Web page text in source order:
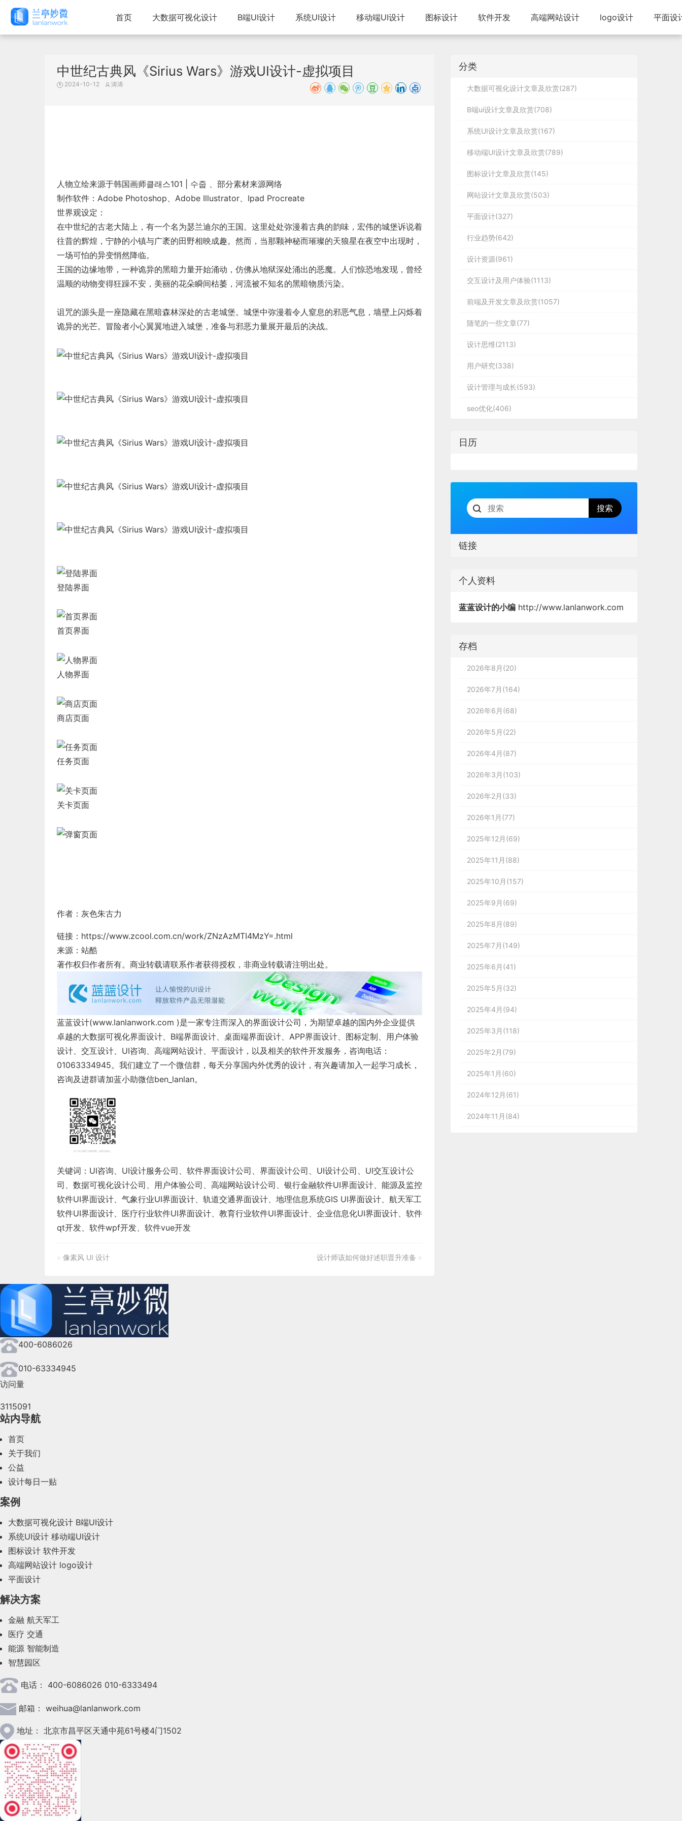
首页 大数据可视化设计 B端UI设计 系统UI设计 移动端UI设计 图标设计 软件开发 高端网站设计 logo设计 平面设
中世纪古典风《Sirius Wars》游戏UI设计-虚拟项目
2024-10-12 涛涛
人物立绘来源于韩国画师클래스101 | 수줍 、部分素材来源网络
制作软件：Adobe Photoshop、Adobe Illustrator、Ipad Procreate
世界观设定：
在中世纪的古老大陆上，有一个名为瑟兰迪尔的王国。这里处处弥漫着古典的韵味，宏伟的城堡诉说着
往昔的辉煌，宁静的小镇与广袤的田野相映成趣。然而，当那颗神秘而璀璨的天狼星在夜空中出现时，
一场可怕的异变悄然降临。
王国的边缘地带，一种诡异的黑暗力量开始涌动，仿佛从地狱深处涌出的恶魔。人们惊恐地发现，曾经
温顺的动物变得狂躁不安，美丽的花朵瞬间枯萎，河流被不知名的黑暗物质污染。
诅咒的源头是一座隐藏在黑暗森林深处的古老城堡。城堡中弥漫着令人窒息的邪恶气息，墙壁上闪烁着
诡异的光芒。冒险者小心翼翼地进入城堡，准备与邪恶力量展开最后的决战。
登陆界面
首页界面
人物界面
商店页面
任务页面
关卡页面
作者： 灰色朱古力
链接：https://www.zcool.com.cn/work/ZNzAzMTI4MzY=.html
来源：站酷
著作权归作者所有。商业转载请联系作者获得授权，非商业转载请注明出处。
蓝蓝设计(www.lanlanwork.com )是一家专注而深入的界面设计公司，为期望卓越的国内外企业提供
卓越的大数据可视化界面设计、 B端界面设计、 桌面端界面设计、 APP界面设计、 图标定制、 用户体验
设计、 交互设计、 UI咨询、 高端网站设计、 平面设计 ，以及相关的软件开发服务，咨询电话：
01063334945。我们建立了一个微信群，每天分享国内外优秀的设计，有兴趣请加入一起学习成长，
咨询及进群请加蓝小助微信ben_lanlan。
关键词： UI咨询、 UI设计服务公司 、 软件界面设计公司、界面设计公司、 UI设计公司 、 UI交互设计公
司 、 数据可视化设计公司 、 用户体验公司 、 高端网站设计公司 、 银行金融软件UI界面设计、 能源及监控
软件UI界面设计、 气象行业UI界面设计、 轨道交通界面设计、 地理信息系统GIS UI界面设计、 航天军工
软件UI界面设计、 医疗行业软件UI界面设计、 教育行业软件UI界面设计、 企业信息化UI界面设计、 软件
qt开发、 软件wpf开发、 软件vue开发
« 像素风 UI 设计 设计师该如何做好述职晋升准备 »
分类
大数据可视化设计文章及欣赏(287)
B端ui设计文章及欣赏(708)
系统UI设计文章及欣赏(167)
移动端UI设计文章及欣赏(789)
图标设计文章及欣赏(145)
网站设计文章及欣赏(503)
平面设计(327)
行业趋势(642)
设计资源(961)
交互设计及用户体验(1113)
前端及开发文章及欣赏(1057)
随笔的一些文章(77)
设计思维(2113)
用户研究(338)
设计管理与成长(593)
seo优化(406)
日历
链接
个人资料
蓝蓝设计的小编 http://www.lanlanwork.com
存档
2026年8月(20)
2026年7月(164)
2026年6月(68)
2026年5月(22)
2026年4月(87)
2026年3月(103)
2026年2月(33)
2026年1月(77)
2025年12月(69)
2025年11月(88)
2025年10月(157)
2025年9月(69)
2025年8月(89)
2025年7月(149)
2025年6月(41)
2025年5月(32)
2025年4月(94)
2025年3月(118)
2025年2月(79)
2025年1月(60)
2024年12月(61)
2024年11月(84)
400-6086026
010-63334945
访问量
3115091
站内导航
首页
关于我们
公益
设计每日一贴
案例
大数据可视化设计 B端UI设计
系统UI设计 移动端UI设计
图标设计 软件开发
高端网站设计 logo设计
平面设计
解决方案
金融 航天军工
医疗 交通
能源 智能制造
智慧园区
电话： 400-6086026 010-6333494
邮箱： weihua@lanlanwork.com
地址： 北京市昌平区天通中苑61号楼4门1502